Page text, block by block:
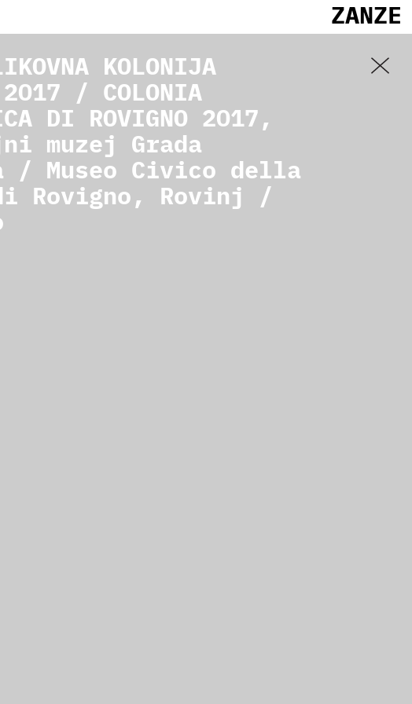
ZANZE
KOLONIJA
2017 / COLONIA
DI ROVIGNO 2017,
muzej Grada
/ Museo Civico della
Rovigno, Rovinj /